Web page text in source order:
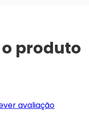
produto
avaliação